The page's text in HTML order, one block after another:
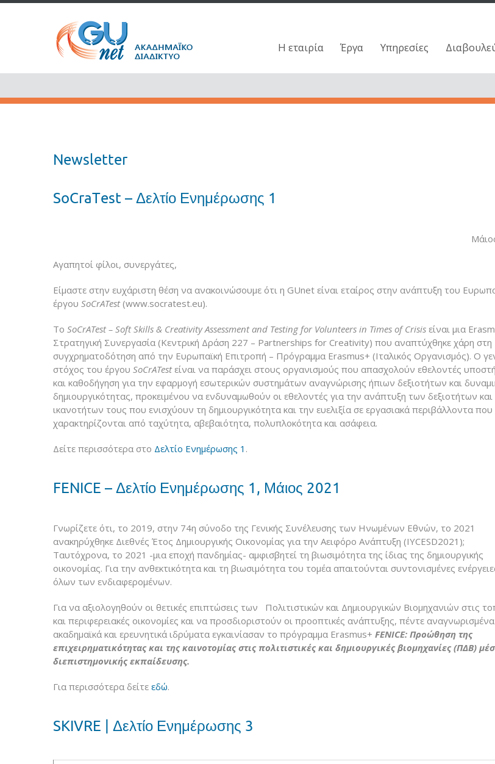
Η εταιρία Έργα Υπηρεσίες
Newsletter
SoCraTest – Δελτίο Ενημέρωσης 1
Αγαπητοί φίλοι, συνεργάτες,
Είμαστε στην ευχάριστη θέση να ανακοινώσουμε ότι η GUnet είναι εταίρος στην ανάπτυξη του
έργου SoCrATest(www.socratest.eu).
Το SoCrATest – Soft Skills & Creativity Assessment and Testing for Volunteers in Times of Crisis είναι μια
Στρατηγική Συνεργασία (Κεντρική Δράση 227 – Partnerships for Creativity) που αναπτύχθηκε χάρη στη
συγχρηματοδότηση από την Ευρωπαϊκή Επιτροπή – Πρόγραμμα Erasmus+ (Ιταλικός Οργανισμός). Ο
στόχος του έργου SoCrATestείναι να παράσχει στους οργανισμούς που απασχολούν εθελοντές
και καθοδήγηση για την εφαρμογή εσωτερικών συστημάτων αναγνώρισης ήπιων δεξιοτήτων και
δημιουργικότητας, προκειμένου να ενδυναμωθούν οι εθελοντές για την ανάπτυξη των δεξιοτήτων
ικανοτήτων τους που ενισχύουν τη δημιουργικότητα και την ευελιξία σε εργασιακά περιβάλλοντα που
χαρακτηρίζονται από ταχύτητα, αβεβαιότητα, πολυπλοκότητα και ασάφεια.
Δείτε περισσότερα στο Δελτίο Ενημέρωσης 1 .
FENICE – Δελτίο Ενημέρωσης 1, Μάιος 2021
Γνωρίζετε ότι, το 2019, στην 74η σύνοδο της Γενικής Συνέλευσης των Hνωμένων Εθνών, το 2021
ανακηρύχθηκε Διεθνές Έτος Δημιουργικής Οικονομίας για την Αειφόρο Ανάπτυξη (IYCESD2021);
Ταυτόχρονα, το 2021 -μια εποχή πανδημίας- αμφισβητεί τη βιωσιμότητα της ίδιας της δημιουργικής
οικονομίας. Για την ανθεκτικότητα και τη βιωσιμότητα του τομέα απαιτούνται συντονισμένες
όλων των ενδιαφερομένων.
Για να αξιολογηθούν οι θετικές επιπτώσεις των Πολιτιστικών και Δημιουργικών Βιομηχανιών στις
και περιφερειακές οικονομίες και να προσδιοριστούν οι προοπτικές ανάπτυξης, πέντε αναγνωρισμένα
ακαδημαϊκά και ερευνητικά ιδρύματα εγκαινίασαν το πρόγραμμα Erasmus+ FENICE: Προώθηση της
επιχειρηματικότητας και της καινοτομίας στις πολιτιστικές και δημιουργικές βιομηχανίες (ΠΔΒ)
διεπιστημονικής εκπαίδευσης.
Για περισσότερα δείτε εδώ.
SKIVRE | Δελτίο Ενημέρωσης 3